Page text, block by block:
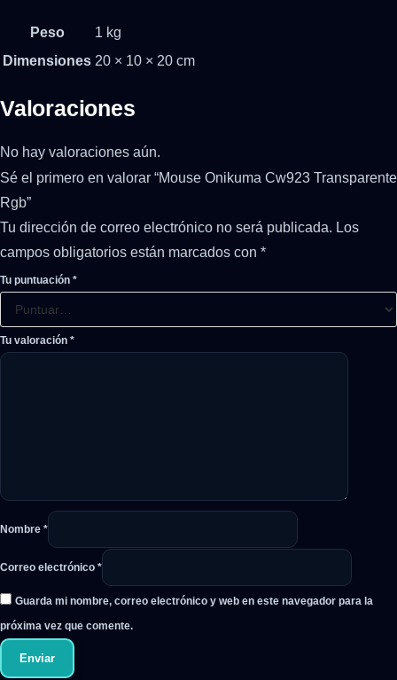
Peso
1 kg
Dimensiones 20 × 10 × 20 cm
Valoraciones
No hay valoraciones aún.
Sé el primero en valorar “Mouse Onikuma Cw923 Transparente
Rgb”
Tu dirección de correo electrónico no será publicada. Los
campos obligatorios están marcados con *
Tu puntuación *
Tu valoración *
Nombre *
Correo electrónico *
Guarda mi nombre, correo electrónico y web en este navegador para la
próxima vez que comente.